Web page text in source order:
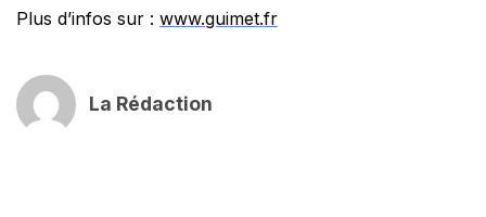
Plus d’infos sur : www.guimet.fr
La Rédaction